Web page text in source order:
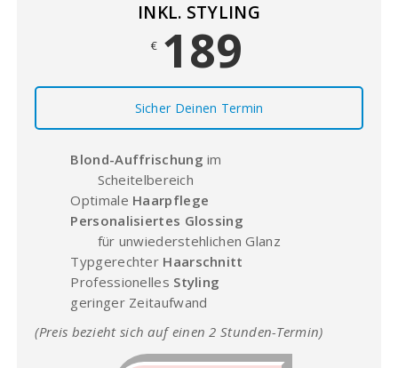
INKL. STYLING
€ 189
Sicher Deinen Termin
Blond-Auffrischung im
Scheitelbereich
Optimale Haarpflege
Personalisiertes Glossing
für unwiederstehlichen Glanz
Typgerechter Haarschnitt
Professionelles Styling
geringer Zeitaufwand
(Preis bezieht sich auf einen 2 Stunden-Termin)